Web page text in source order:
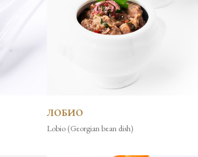
ЛОБИО
Lobio (Georgian bean dish)